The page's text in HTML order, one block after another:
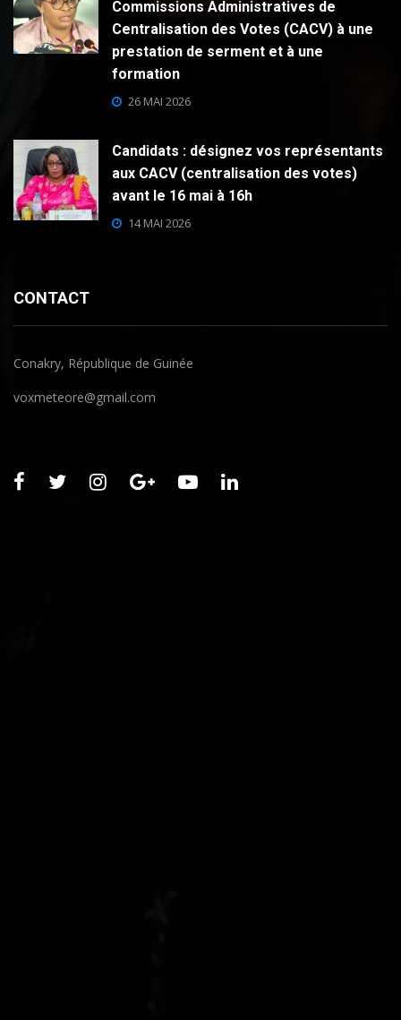
Commissions Administratives de
Centralisation des Votes (CACV) à une
prestation de serment et à une
formation
26 MAI 2026
Candidats : désignez vos représentants
aux CACV (centralisation des votes)
avant le 16 mai à 16h
14 MAI 2026
CONTACT
Conakry, République de Guinée
voxmeteore@gmail.com